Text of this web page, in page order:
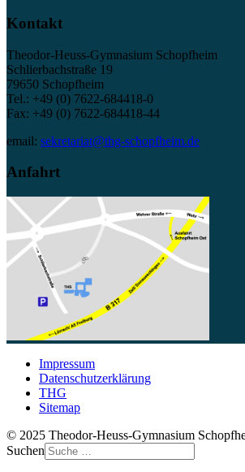
Kontakt
Theodor-Heuss-Gymnasium Schopfheim
Schlierbachstraße 19
79650 Schopfheim
Tel.: +49 (0) 7622-684418-0
Fax: +49 (0) 7622-684418-44
email: sekretariat@thg-schopfheim.de
Anfahrt
Impressum
Datenschutzerklärung
THG
Sitemap
© 2025 Theodor-Heuss-Gymnasium
Suchen